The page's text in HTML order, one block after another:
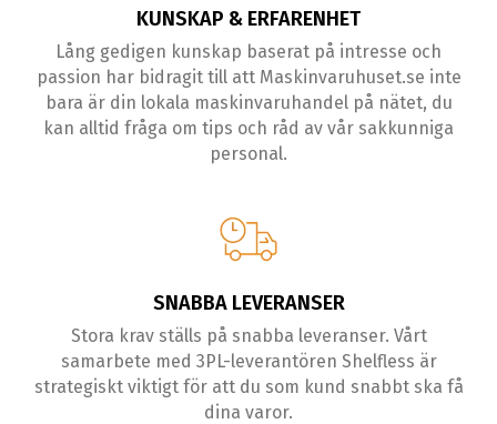
KUNSKAP & ERFARENHET
Lång gedigen kunskap baserat på intresse och
passion har bidragit till att Maskinvaruhuset.se inte
bara är din lokala maskinvaruhandel på nätet, du
kan alltid fråga om tips och råd av vår sakkunniga
personal.
SNABBA LEVERANSER
Stora krav ställs på snabba leveranser. Vårt
samarbete med 3PL-leverantören Shelfless är
strategiskt viktigt för att du som kund snabbt ska få
dina varor.